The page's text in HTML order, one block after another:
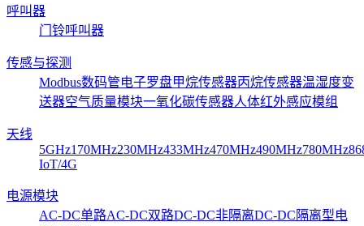
呼叫器
门铃呼叫器
传感与探测
Modbus数码管电子罗盘甲烷传感器丙烷传感器温湿度变
送器空气质量模块一氧化碳传感器人体红外感应模组
天线
5GHz170MHz230MHz433MHz470MHz490MHz780MHz
IoT/4G
电源模块
AC-DC单路AC-DC双路DC-DC非隔离DC-DC隔离型电